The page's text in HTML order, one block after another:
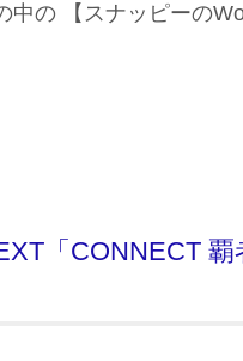
中の 【スナッピーの
「CONNECT 覇